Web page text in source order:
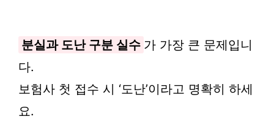
분실과 도난 구분 실수 가 가장 큰 문제입니
다.
보험사 첫 접수 시 ‘도난’이라고 명확히 하세
요.